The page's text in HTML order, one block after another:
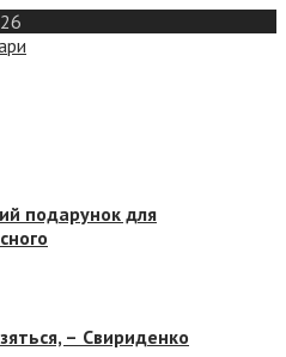
подарунок для
– Свириденко